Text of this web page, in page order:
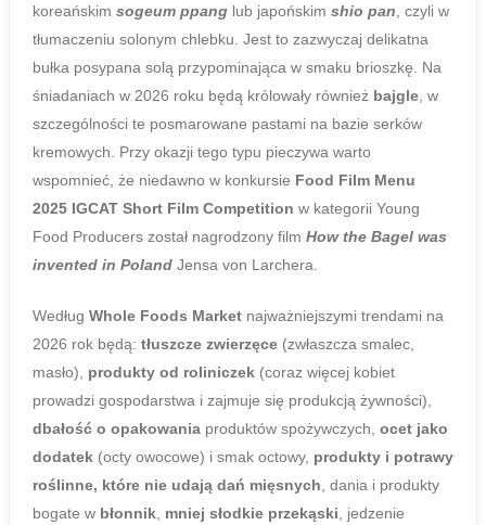
koreańskim sogeum ppang lub japońskim shio pan, czyli w
tłumaczeniu solonym chlebku. Jest to zazwyczaj delikatna
bułka posypana solą przypominająca w smaku brioszkę. Na
śniadaniach w 2026 roku będą królowały również bajgle, w
szczególności te posmarowane pastami na bazie serków
kremowych. Przy okazji tego typu pieczywa warto
wspomnieć, że niedawno w konkursie Food Film Menu
2025 IGCAT Short Film Competition w kategorii Young
Food Producers został nagrodzony film How the Bagel was
invented in Poland Jensa von Larchera.
Według Whole Foods Market najważniejszymi trendami na
2026 rok będą: tłuszcze zwierzęce (zwłaszcza smalec,
masło), produkty od roliniczek (coraz więcej kobiet
prowadzi gospodarstwa i zajmuje się produkcją żywności),
dbałość o opakowania produktów spożywczych, ocet jako
dodatek (octy owocowe) i smak octowy, produkty i potrawy
roślinne, które nie udają dań mięsnych, dania i produkty
bogate w błonnik, mniej słodkie przekąski, jedzenie